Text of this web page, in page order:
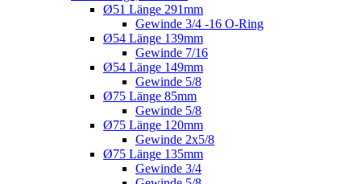
Ø51 Länge 291mm
Gewinde 3/4 -16 O-Ring
Ø54 Länge 139mm
Gewinde 7/16
Ø54 Länge 149mm
Gewinde 5/8
Ø75 Länge 85mm
Gewinde 5/8
Ø75 Länge 120mm
Gewinde 2x5/8
Ø75 Länge 135mm
Gewinde 3/4